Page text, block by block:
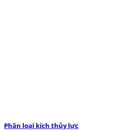
Phân loại kích thủy lực